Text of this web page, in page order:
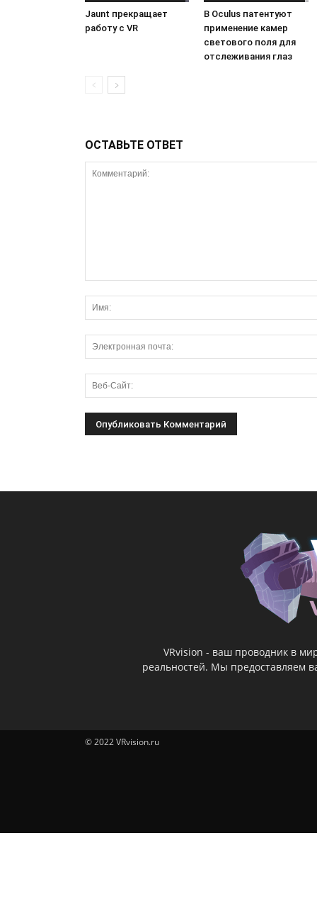
Jaunt прекращает
работу с VR
В Oculus патентуют
применение камер
светового поля для
отслеживания глаз
ОСТАВЬТЕ ОТВЕТ
VRvision - ваш проводник в
реальностей. Мы предоставляем
© 2022 VRvision.ru